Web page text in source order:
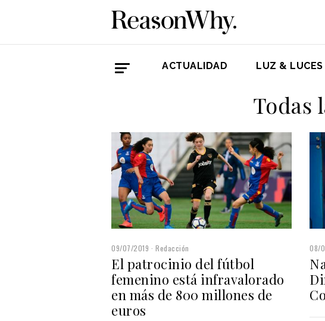
ACTUALIDAD LUZ & LUCES
Todas
09/07/2019 Redacción
El patrocinio del fútbol
femenino está infravalorado
en más de 800 millones de
euros
08/